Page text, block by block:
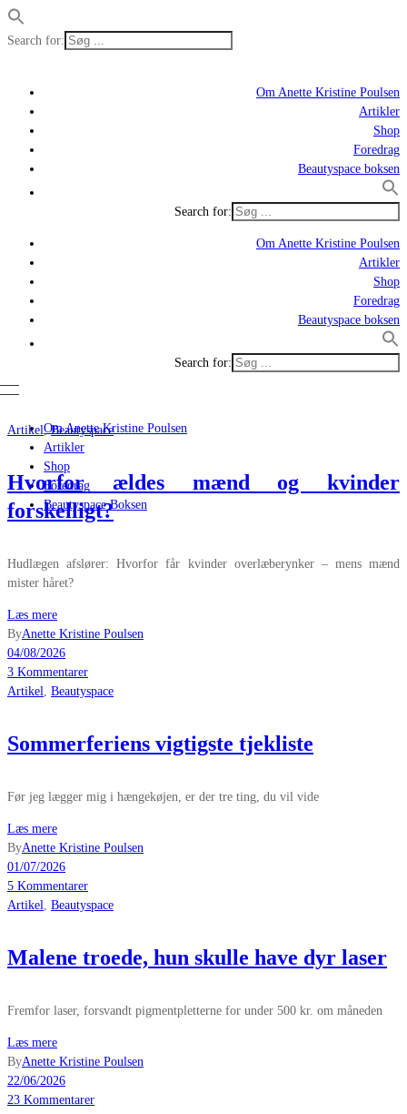
Search for:
Om Anette Kristine Poulsen
Artikler
Shop
Foredrag
Beautyspace boksen
Search for:
Om Anette Kristine Poulsen
Artikler
Shop
Foredrag
Beautyspace boksen
Search for:
Om Anette Kristine Poulsen
Artikler
Shop
Foredrag
Beautyspace Boksen
Artikel,Beautyspace
Hvorfor ældes mænd og kvinder
forskelligt?
Hudlægen afslører: Hvorfor får kvinder overlæberynker – mens mænd
mister håret?
Læs mere
ByAnette Kristine Poulsen
04/08/2026
3 Kommentarer
Artikel
Beautyspace
Sommerferiens vigtigste tjekliste
Før jeg lægger mig i hængekøjen, er der tre ting, du vil vide
Læs mere
ByAnette Kristine Poulsen
01/07/2026
5 Kommentarer
Artikel Beautyspace
Malene troede, hun skulle have dyr laser
Fremfor laser, forsvandt pigmentpletterne for under 500 kr. om måneden
Læs mere
ByAnette Kristine Poulsen
22/06/2026
23 Kommentarer